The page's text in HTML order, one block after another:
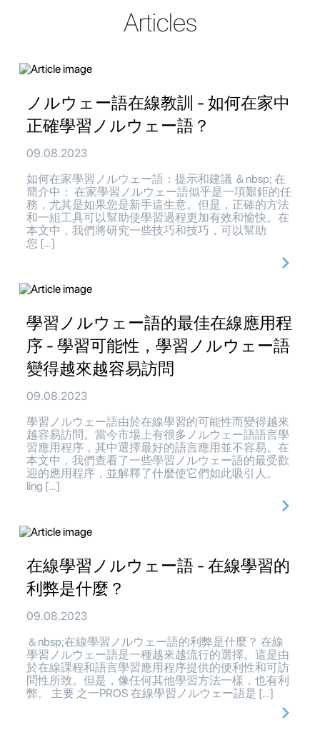
Articles
ノルウェー語在線教訓 - 如何在家中
正確學習ノルウェー語？
09.08.2023
如何在家學習ノルウェー語：提示和建議 ＆nbsp; 在
簡介中： 在家學習ノルウェー語似乎是一項艱鉅的任
務，尤其是如果您是新手這生意。但是，正確的方法
和一組工具可以幫助使學習過程更加有效和愉快。在
本文中，我們將研究一些技巧和技巧，可以幫助
您 […]
學習ノルウェー語的最佳在線應用程
序 - 學習可能性，學習ノルウェー語
變得越來越容易訪問
09.08.2023
學習ノルウェー語由於在線學習的可能性而變得越來
越容易訪問。當今市場上有很多ノルウェー語語言學
習應用程序，其中選擇最好的語言應用並不容易。在
本文中，我們查看了一些學習ノルウェー語的最受歡
迎的應用程序，並解釋了什麼使它們如此吸引人。
ling […]
在線學習ノルウェー語 - 在線學習的
利弊是什麼？
09.08.2023
＆nbsp;在線學習ノルウェー語的利弊是什麼？ 在線
學習ノルウェー語是一種越來越流行的選擇。這是由
於在線課程和語言學習應用程序提供的便利性和可訪
問性所致。但是，像任何其他學習方法一樣，也有利
弊。 主要 之一PROS 在線學習ノルウェー語是 […]